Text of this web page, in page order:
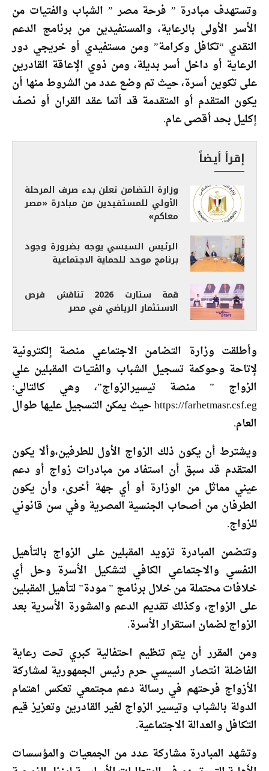
وتستهدف مبادرة ” فرحة مصر ” الشباب والفتيات من
الأسر الأولى بالرعاية، والمستفيدين من برنامج الدعم
النقدي “تكافل وكرامة” ومن مستفيدي أو خريجي دور
الرعاية أو داخل أسر بديلة، ومن ذوي الإعاقة القادرين
على تكوين أسرة، حيث تم وضع عدد من الشروط منها أن
يكون المتقدم أو المتقدمة قد أتما عقد القران أو نصف
إكليل بحد أقصى عام.
إقرأ أيضاً
وزارة التضامن تعلن بدء صرف المرحلة
الأولي للمستفيدين من مبادرة «مصر
معاكم»
الرئيس السيسي يوجه بضرورة وجود
برنامج موحد للحماية الاجتماعية
قمة ستارت 2026 تناقش فرص
الاستثمار الرياضي في مصر
وأطلقت وزارة التضامن الاجتماعي منصة إلكترونية
لإتاحة وحوكمة تسجيل الشباب والفتيات المقبلين علي
الزواج ” منصة تيسيرالزواج”، وهي كالتالي:
https://farhetmasr.csf.eg حيث يمكن التسجيل عليها طوال
العام.
ويشترط أن يكون ذلك الزواج الأول للطرفين،وألا يكون
المتقدم قد سبق أن استفاد من مبادرات زواج أو دعم
عيني مماثل من الوزارة أو أي جهة أخرى، وأن يكون
الطرفان من أصحاب الجنسية المصرية وفي سن قانوني
للزواج.
وتتضمن المبادرة تزويد المقبلين على الزواج بالتأهيل
النفسي والاجتماعي الكافي لتشكيل الأسرة وحل أي
خلافات محتملة من خلال برنامج ” مودة” لتأهيل المقبلين
على الزواج، وكذلك تقديم الدعم والمشورة الأسرية بعد
الزواج لضمان استقرار الأسرة.
ومن المقرر أن يتم تنظيم احتفالية كبري تحت رعاية
الفاضلة انتصار السيسي حرم رئيس الجمهورية لمشاركة
الأزواج فرحتهم في رسالة دعم مجتمعي تعكس اهتمام
الدولة بالشباب وتيسير الزواج لغير القادرين وتعزيز قيم
التكافل والعدالة الاجتماعية.
وتشهد المبادرة مشاركة عدد من الجمعيات والمؤسسات